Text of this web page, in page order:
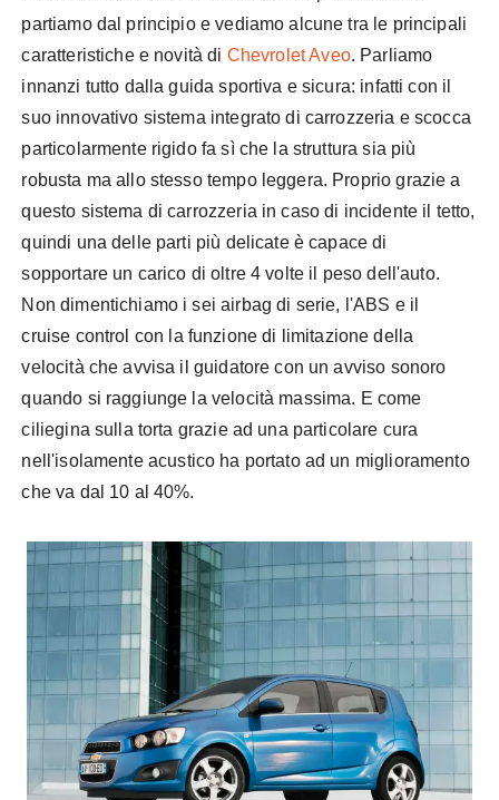
partiamo dal principio e vediamo alcune tra le principali
caratteristiche e novità di ChevroletAveo. Parliamo
innanzi tutto dalla guida sportiva e sicura: infatti con il
suo innovativo sistema integrato di carrozzeria e scocca
particolarmente rigido fa sì che la struttura sia più
robusta ma allo stesso tempo leggera. Proprio grazie a
questo sistema di carrozzeria in caso di incidente il tetto,
quindi una delle parti più delicate è capace di
sopportare un carico di oltre 4 volte il peso dell'auto.
Non dimentichiamo i seiairbag di serie, l'ABS e il
cruise control con la funzione di limitazione della
velocità che avvisa il guidatore con un avviso sonoro
quando si raggiunge la velocità massima. E come
ciliegina sulla torta grazie ad una particolare cura
nell'isolamenteacustico ha portato ad un miglioramento
che va dal 10 al 40%.